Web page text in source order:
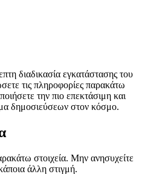
διαδικασία εγκατάστασης του
τις πληροφορίες παρακάτω
την πιο επεκτάσιμη και
δημοσιεύσεων στον κόσμο.
στοιχεία. Μην ανησυχείτε
άλλη στιγμή.